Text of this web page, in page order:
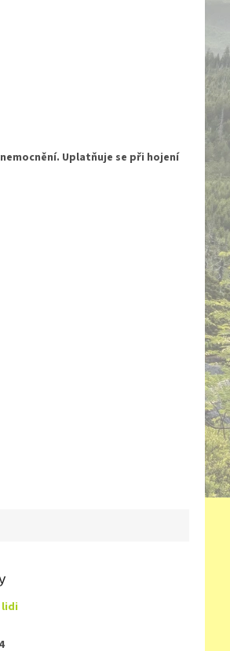
Uplatňuje se při hojení
lidi